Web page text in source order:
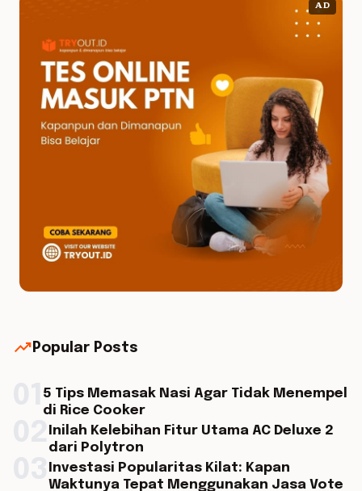
AD
trending_up Popular Posts
5 Tips Memasak Nasi Agar Tidak Menempel
di Rice Cooker
Inilah Kelebihan Fitur Utama AC Deluxe 2
dari Polytron
Investasi Popularitas Kilat: Kapan
Waktunya Tepat Menggunakan Jasa Vote